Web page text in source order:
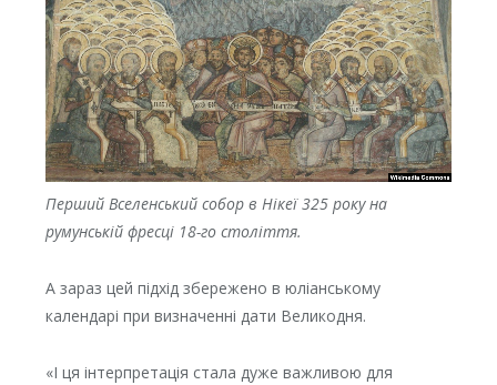
Перший Вселенський собор в Нікеї 325 року на
румунській фресці 18-го століття.
А зараз цей підхід збережено в юліанському
календарі при визначенні дати Великодня.
«І ця інтерпретація стала дуже важливою для